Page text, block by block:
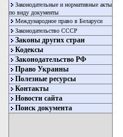
Законодательные и нормативные акты
по виду документы
Международное право в Беларуси
Законодательство СССР
Законы других стран
Кодексы
Законодательство РФ
Право Украины
Полезные ресурсы
Контакты
Новости сайта
Поиск документа